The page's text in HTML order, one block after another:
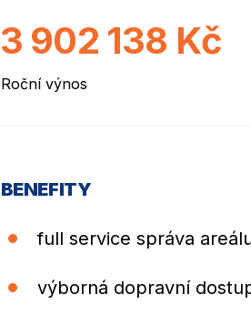
3 902 138 Kč
Roční výnos
BENEFITY
full service správa
výborná dopravní